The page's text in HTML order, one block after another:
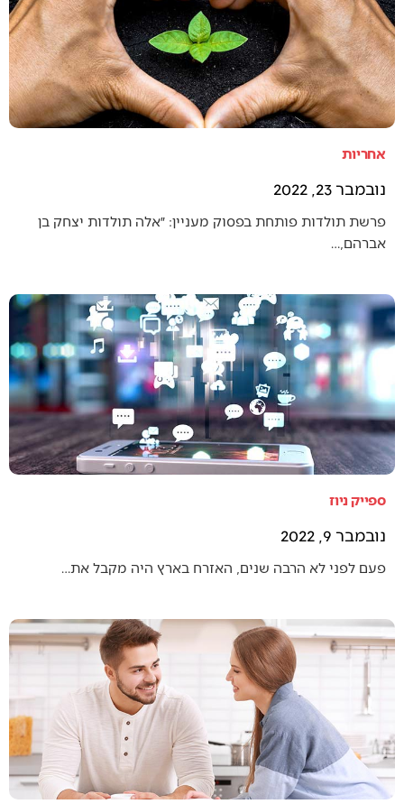
אחריות
נובמבר 23, 2022
פרשת תולדות פותחת בפסוק מעניין: ״אלה תולדות יצחק בן
אברהם,…
ספייק ניוז
נובמבר 9, 2022
פעם לפני לא הרבה שנים, האזרח בארץ היה מקבל את…